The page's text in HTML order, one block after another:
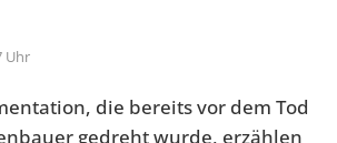
Uhr
die bereits vor dem Tod
gedreht wurde, erzählen